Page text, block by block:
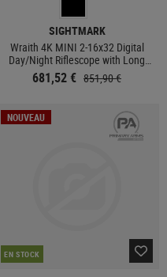
SIGHTMARK
Wraith 4K MINI 2-16x32 Digital
Day/Night Riflescope with Long
Mount
681,52 € 851,90 €
NOUVEAU
EN STOCK